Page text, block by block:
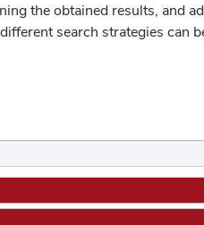
the obtained results, and
search strategies can